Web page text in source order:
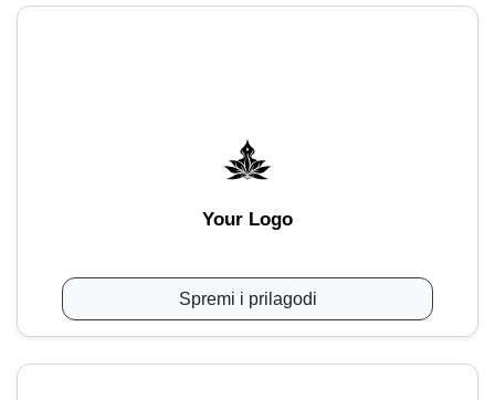
Your Logo
Spremi i prilagodi